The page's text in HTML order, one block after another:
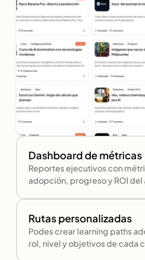
Dashboard de métricas
Reportes ejecutivos con
adopción, progreso y ROI del
Rutas personalizadas
Podes crear learning paths
rol, nivel y objetivos de cada